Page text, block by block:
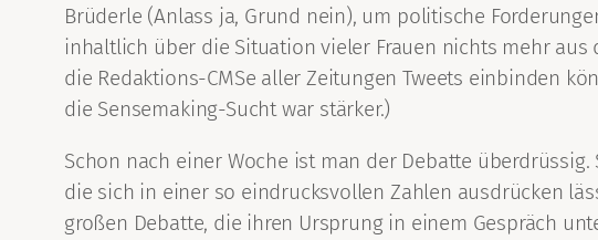
Brüderle (Anlass ja, Grund nein), um politische
inhaltlich über die Situation vieler Frauen nichts mehr
die Redaktions-CMSe aller Zeitungen Tweets einbinden
die Sensemaking-Sucht war stärker.)
Schon nach einer Woche ist man der Debatte
die sich in einer so eindrucksvollen Zahlen ausdrücken
großen Debatte, die ihren Ursprung in einem Gespräch